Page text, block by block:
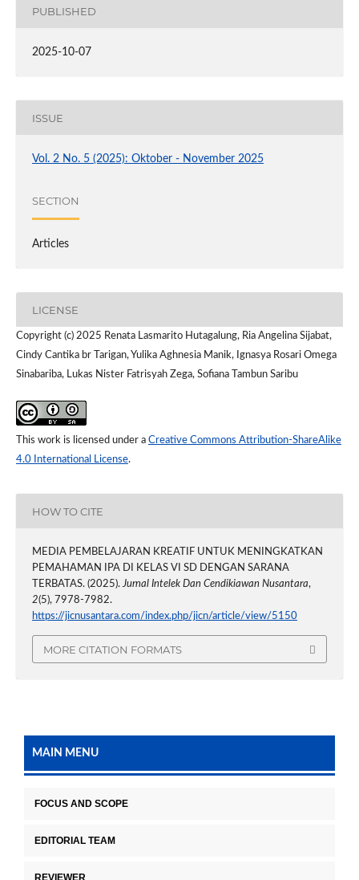
PUBLISHED
2025-10-07
ISSUE
Vol. 2 No. 5 (2025): Oktober - November 2025
SECTION
Articles
LICENSE
Copyright (c) 2025 Renata Lasmarito Hutagalung, Ria Angelina Sijabat,
Cindy Cantika br Tarigan, Yulika Aghnesia Manik, Ignasya Rosari Omega
Sinabariba, Lukas Nister Fatrisyah Zega, Sofiana Tambun Saribu
This work is licensed under a Creative Commons Attribution-ShareAlike
4.0 International License.
HOW TO CITE
MEDIA PEMBELAJARAN KREATIF UNTUK MENINGKATKAN
PEMAHAMAN IPA DI KELAS VI SD DENGAN SARANA
TERBATAS. (2025).Jurnal Intelek Dan Cendikiawan Nusantara,
2(5), 7978-7982.
https://jicnusantara.com/index.php/jicn/article/view/5150
MORE CITATION FORMATS
MAIN MENU
FOCUS AND SCOPE
EDITORIAL TEAM
REVIEWER